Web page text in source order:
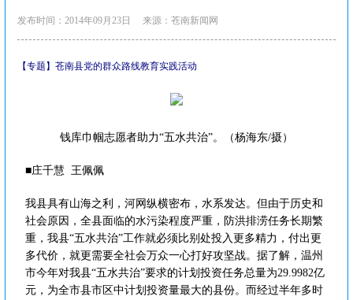
发布时间：2014年09月23日 来源：苍南新闻网
【专题】苍南县党的群众路线教育实践活动
钱库巾帼志愿者助力“五水共治”。（杨海东/摄）
■庄千慧 王佩佩
我县具有山海之利，河网纵横密布，水系发达。但由于历史和
社会原因，全县面临的水污染程度严重，防洪排涝任务长期繁
重，我县“五水共治”工作就必须比别处投入更多精力，付出更
多代价，就更需要全社会万众一心打好攻坚战。据了解，温州
市今年对我县“五水共治”要求的计划投资任务总量为29.9982亿
元，为全市县市区中计划投资量最大的县份。而经过半年多时